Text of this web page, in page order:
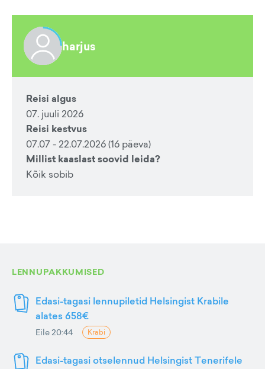
harjus
Reisi algus
07. juuli 2026
Reisi kestvus
07.07 - 22.07.2026 (16 päeva)
Millist kaaslast soovid leida?
Kõik sobib
LENNUPAKKUMISED
Edasi-tagasi lennupiletid Helsingist Krabile
alates 658€
Eile 20:44 Krabi
Edasi-tagasi otselennud Helsingist Tenerifele